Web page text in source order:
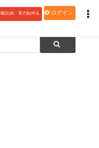
購読(紙・電子版)申込 ログイン